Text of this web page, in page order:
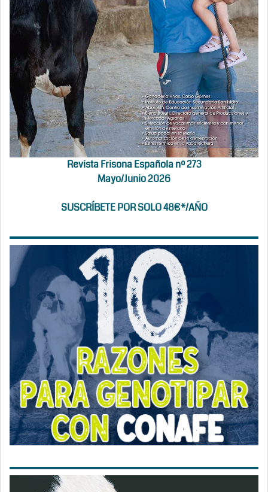
Revista Frisona Española nº 273
Mayo/Junio 2026
SUSCRÍBETE POR SOLO 48€*/AÑO